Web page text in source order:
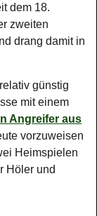
dem 18.
zweiten
drang damit in
günstig
mit einem
Angreifer aus
vorzuweisen
Heimspielen
Höler und